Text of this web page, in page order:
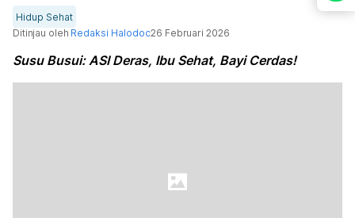
Hidup Sehat
Ditinjau oleh Redaksi Halodoc26 Februari 2026
Susu Busui: ASI Deras, Ibu Sehat, Bayi Cerdas!